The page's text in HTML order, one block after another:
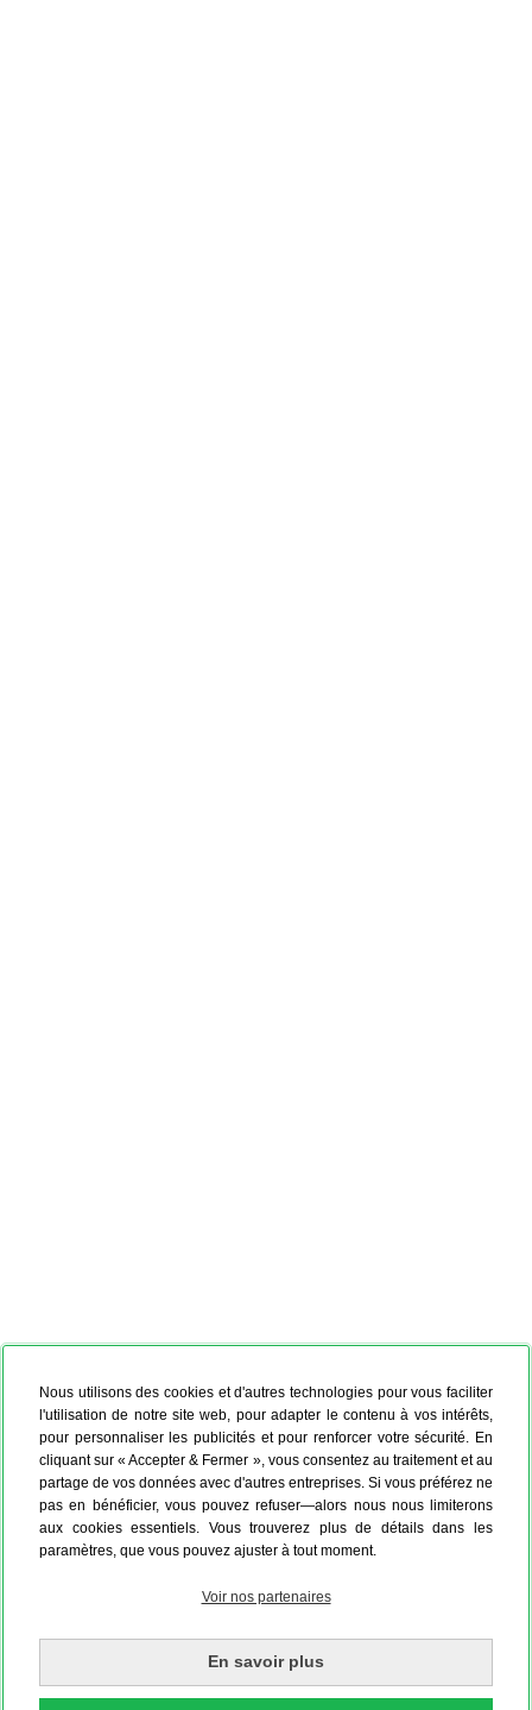
Nous utilisons des cookies et d'autres technologies pour vous faciliter
l'utilisation de notre site web, pour adapter le contenu à vos intérêts,
pour personnaliser les publicités et pour renforcer votre sécurité. En
cliquant sur « Accepter & Fermer », vous consentez au traitement et au
partage de vos données avec d'autres entreprises. Si vous préférez ne
pas en bénéficier, vous pouvez refuser—alors nous nous limiterons
aux cookies essentiels. Vous trouverez plus de détails dans les
paramètres, que vous pouvez ajuster à tout moment.
Voir nos partenaires
En savoir plus